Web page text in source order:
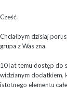
Cześć.
Chciałbym dzisiaj
grupa z Was zna.
10 lat temu dostęp do
widzianym dodatkiem,
istotnego elementu